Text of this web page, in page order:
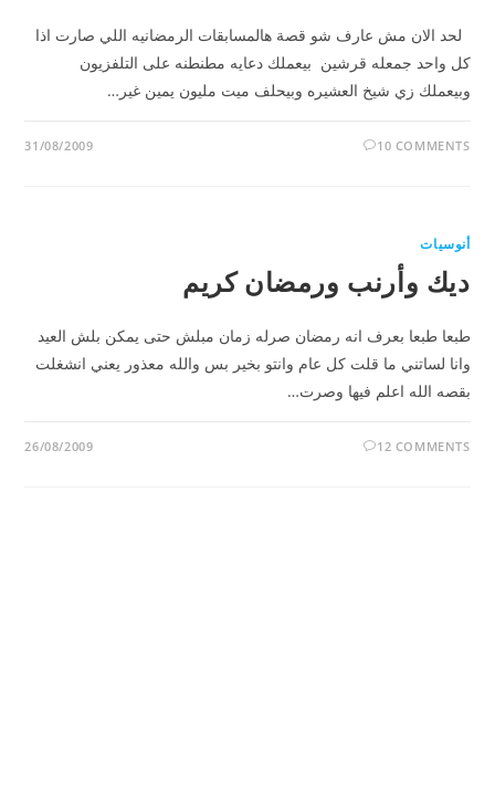
لحد الان مش عارف شو قصة هالمسابقات الرمضانيه اللي صارت اذا
كل واحد جمعله قرشين بيعملك دعايه مطنطنه على التلفزيون
وبيعملك زي شيخ العشيره وبيحلف ميت مليون يمين غير…
10 COMMENTS
31/08/2009
أنوسيات
ديك وأرنب ورمضان كريم
طبعا طبعا بعرف انه رمضان صرله زمان مبلش حتى يمكن بلش العيد
وانا لساتني ما قلت كل عام وانتو بخير بس والله معذور يعني انشغلت
بقصه الله اعلم فيها وصرت…
12 COMMENTS
26/08/2009